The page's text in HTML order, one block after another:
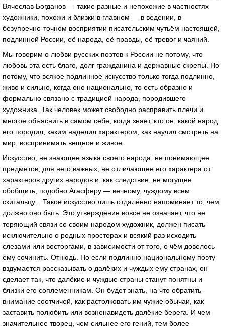
Вячеслав Богданов — такие разные и непохожие в частностях
художники, похожи и близки в главном — в ведении, в
безупречно-точном восприятии писательским чутьём настоящей,
подлинной России, её народа, её правды, её тревог и чаяний.
Мы говорим о любви русских поэтов к России не потому, что
любовь эта есть благо, долг гражданина и державные скрепы. Но
потому, что всякое подлинное искусство только тогда подлинно,
живо и сильно, когда оно национально, то есть образно и
формально связано с традицией народа, породившего
художника. Так человек может свободно расправить плечи и
многое объяснить в самом себе, когда знает, кто он, какой народ
его породил, каким наделил характером, как научил смотреть на
мир, воспринимать вещное и живое.
Искусство, не знающее языка своего народа, не понимающее
предметов, для него важных, не отличающее его характера от
характеров других народов и, как следствие, не могущее
обобщить, подобно Агасферу — вечному, чуждому всем
скитальцу... Такое искусство лишь отдалённо напоминает то, чем
должно оно быть. Это утверждение вовсе не означает, что не
теряющий связи со своим народом художник, должен писать
исключительно о родных просторах и всякий раз исходить
слезами или восторгами, в зависимости от того, о чём довелось
ему сочинить. Отнюдь. Но если подлинно национальному поэту
вздумается рассказывать о далёких и чуждых ему странах, он
сделает так, что далёкие и чуждые страны станут понятны и
близки его соплеменникам. Он будет знать, на что обратить
внимание соотчичей, как растолковать им чужие обычаи, как
заставить полюбить или возненавидеть далёкие берега. И чем
значительнее творец, чем сильнее его гений, тем более